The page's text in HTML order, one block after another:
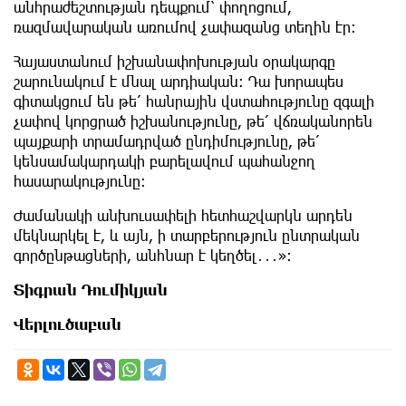
անհրաժեշտության դեպքում՝ փողոցում,
ռազմավարական առումով չափազանց տեղին էր։
Հայաստանում իշխանափոխության օրակարգը
շարունակում է մնալ արդիական։ Դա խորապես
գիտակցում են թե՛ հանրային վստահությունը զգալի
չափով կորցրած իշխանությունը, թե՛ վճռականորեն
պայքարի տրամադրված ընդիմությունը, թե՛
կենսամակարդակի բարելավում պահանջող
հասարակությունը։
Ժամանակի անխուսափելի հետհաշվարկն արդեն
մեկնարկել է, և այն, ի տարբերություն ընտրական
գործընթացների, անհնար է կեղծել․․․»։
Տիգրան Դումիկյան
Վերլուծաբան